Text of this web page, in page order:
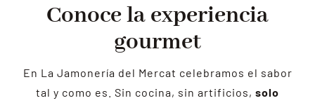
Conoce la experiencia
gourmet
En La Jamonería del Mercat celebramos el sabor
tal y como es. Sin cocina, sin artificios, solo